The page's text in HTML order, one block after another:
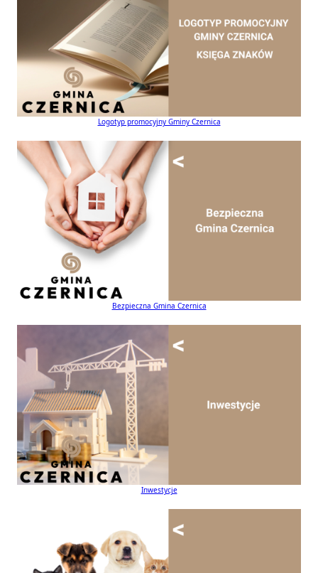
Logotyp promocyjny Gminy Czernica
Bezpieczna Gmina Czernica
Inwestycje